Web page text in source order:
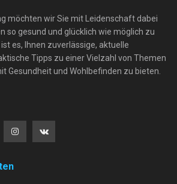
möchten wir Sie mit Leidenschaft dabei
so gesund und glücklich wie möglich zu
es, Ihnen zuverlässige, aktuelle
Tipps zu einer Vielzahl von Themen
Gesundheit und Wohlbefinden zu bieten.